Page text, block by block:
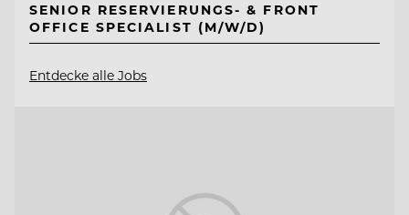
SENIOR RESERVIERUNGS- & FRONT
OFFICE SPECIALIST (M/W/D)
Entdecke alle Jobs